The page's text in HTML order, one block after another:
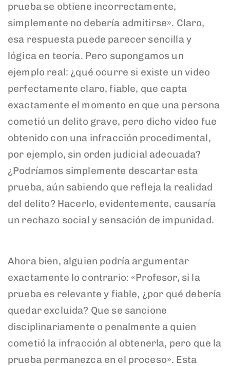
prueba se obtiene incorrectamente,
simplemente no debería admitirse». Claro,
esa respuesta puede parecer sencilla y
lógica en teoría. Pero supongamos un
ejemplo real: ¿qué ocurre si existe un video
perfectamente claro, fiable, que capta
exactamente el momento en que una persona
cometió un delito grave, pero dicho video fue
obtenido con una infracción procedimental,
por ejemplo, sin orden judicial adecuada?
¿Podríamos simplemente descartar esta
prueba, aún sabiendo que refleja la realidad
del delito? Hacerlo, evidentemente, causaría
un rechazo social y sensación de impunidad.
Ahora bien, alguien podría argumentar
exactamente lo contrario: «Profesor, si la
prueba es relevante y fiable, ¿por qué debería
quedar excluida? Que se sancione
disciplinariamente o penalmente a quien
cometió la infracción al obtenerla, pero que la
prueba permanezca en el proceso». Esta